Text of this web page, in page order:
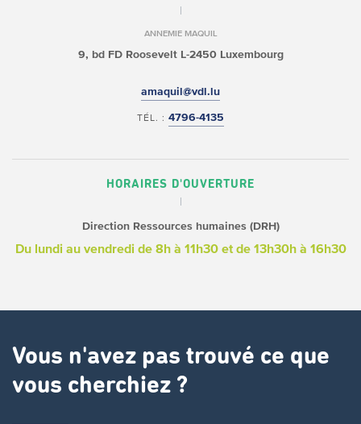
ANNEMIE MAQUIL
9, bd FD RooseveltL-2450 Luxembourg
amaquil@vdl.lu
TÉL. : 4796-4135
HORAIRES D'OUVERTURE
Direction Ressources humaines (DRH)
Du lundi au vendredi de 8h à 11h30 et de 13h30h à 16h30
Vous n'avez pas trouvé ce que
vous cherchiez ?